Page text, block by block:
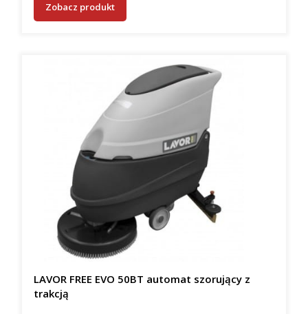
Zobacz produkt
LAVOR FREE EVO 50BT automat szorujący z
trakcją